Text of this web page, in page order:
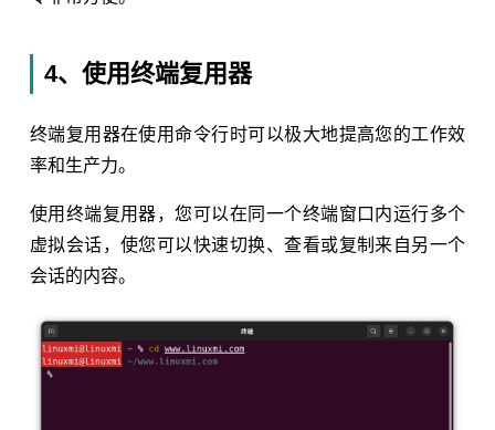
4、使用终端复用器
终端复用器在使用命令行时可以极大地提高您的工作效
率和生产力。
使用终端复用器，您可以在同一个终端窗口内运行多个
虚拟会话，使您可以快速切换、查看或复制来自另一个
会话的内容。